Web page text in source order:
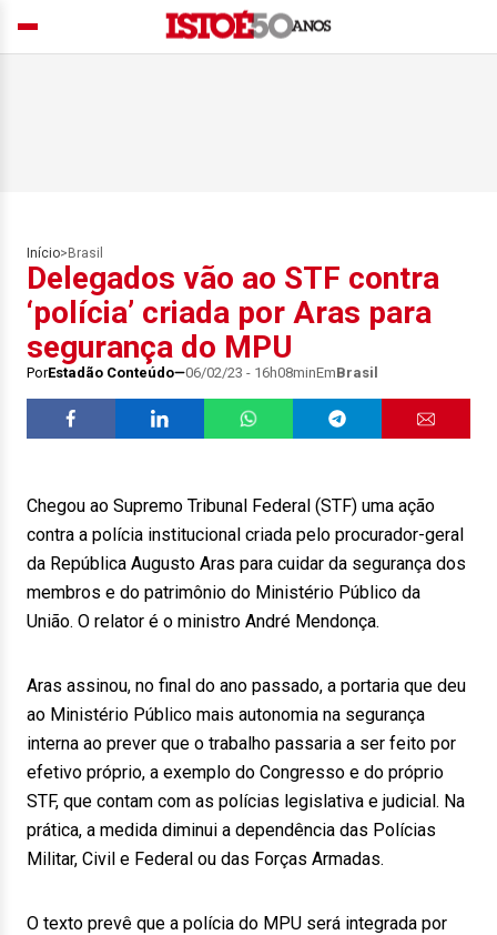
Início> Brasil
Delegados vão ao STF contra
‘polícia’ criada por Aras para
segurança do MPU
PorEstadão Conteúdo 06/02/23 - 16h08minEmBrasil
Chegou ao Supremo Tribunal Federal (STF) uma ação
contra a polícia institucional criada pelo procurador-geral
da República Augusto Aras para cuidar da segurança dos
membros e do patrimônio do Ministério Público da
União. O relator é o ministro André Mendonça.
Aras assinou, no final do ano passado, a portaria que deu
ao Ministério Público mais autonomia na segurança
interna ao prever que o trabalho passaria a ser feito por
efetivo próprio, a exemplo do Congresso e do próprio
STF, que contam com as polícias legislativa e judicial. Na
prática, a medida diminui a dependência das Polícias
Militar, Civil e Federal ou das Forças Armadas.
O texto prevê que a polícia do MPU será integrada por